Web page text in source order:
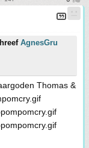
AgnesGru
Thomas &